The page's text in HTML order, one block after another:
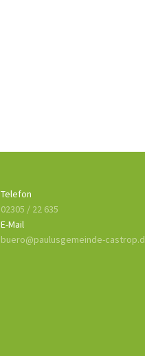
Telefon
02305 / 22 635
E-Mail
buero@paulusgemeinde-